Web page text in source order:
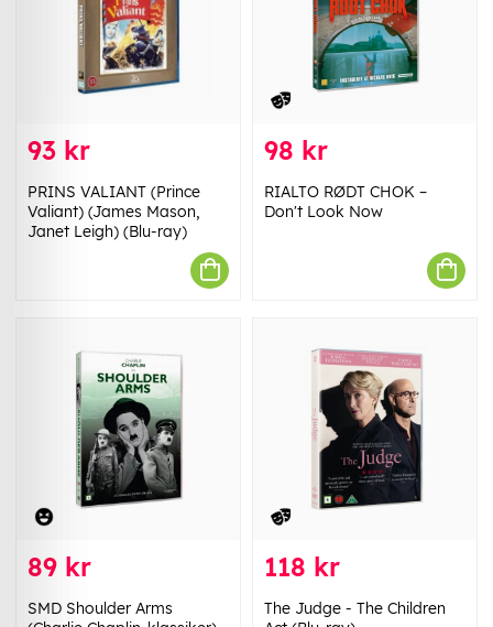
93 kr
PRINS VALIANT (Prince
Valiant) (James Mason,
Janet Leigh) (Blu-ray)
98 kr
RIALTO RØDT CHOK –
Don't Look Now
89 kr
SMD Shoulder Arms
118 kr
The Judge - The Children